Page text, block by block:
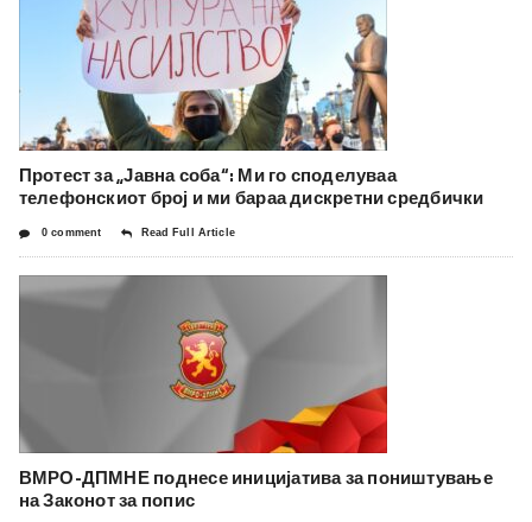
Протест за „Јавна соба“: Ми го споделуваа
телефонскиот број и ми бараа дискретни средбички
0 comment Read Full Article
ВМРО-ДПМНЕ поднесе иницијатива за поништување
на Законот за попис